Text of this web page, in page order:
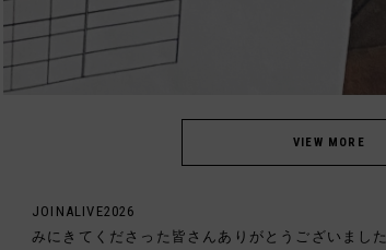
JOINALIVE2026
みにきてくださった皆さんありがとうございました